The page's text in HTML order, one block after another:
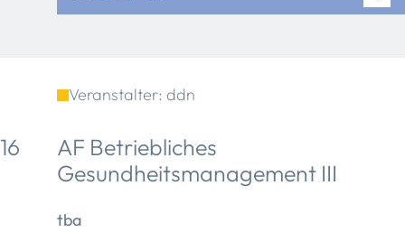
Veranstalter: ddn
16
AF Betriebliches
Gesundheitsmanagement III
tba